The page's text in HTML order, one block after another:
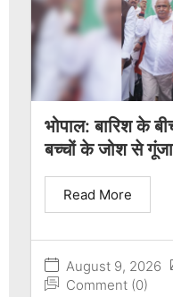
भोपाल: बारिश के
बच्चों के जोश से
August 9, 2026
Comment (0)
Read More